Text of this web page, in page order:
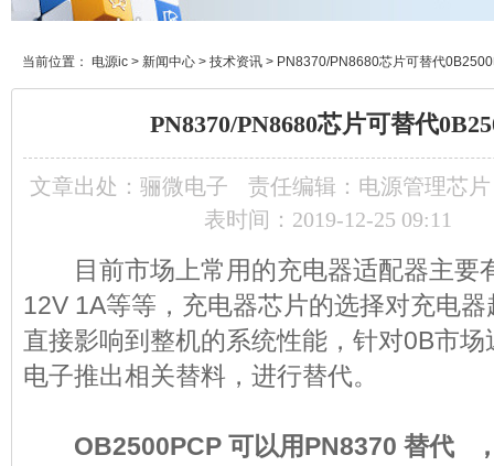
当前位置： 电源ic > 新闻中心 > 技术资讯 > PN8370/PN8680芯片可替代
PN8370/PN8680芯片可替代
文章出处： 骊微电子
责任编辑：电源管理芯片
表时间：2019-12-25 09:11
目前市场上常用的充电器适配器主要
12V 1A等等，充电器芯片的选择对充电
直接影响到整机的系统性能，针对0B市
电子推出相关替料，进行替代。
OB2500PCP 可以用PN8370 替代 ，